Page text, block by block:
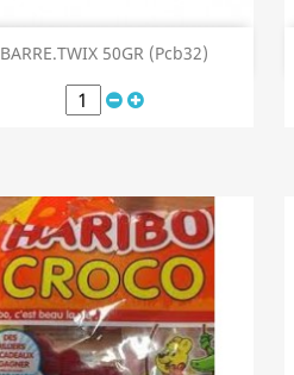
BARRE.TWIX 50GR (Pcb32)
Aperçu rapide